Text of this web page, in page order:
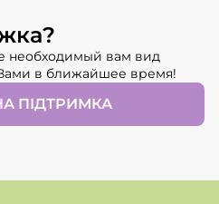
необходимый вам вид
в ближайшее время!
ПІДТРИМКА